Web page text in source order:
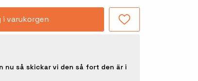
i varukorgen
nu så skickar vi den så fort den är i